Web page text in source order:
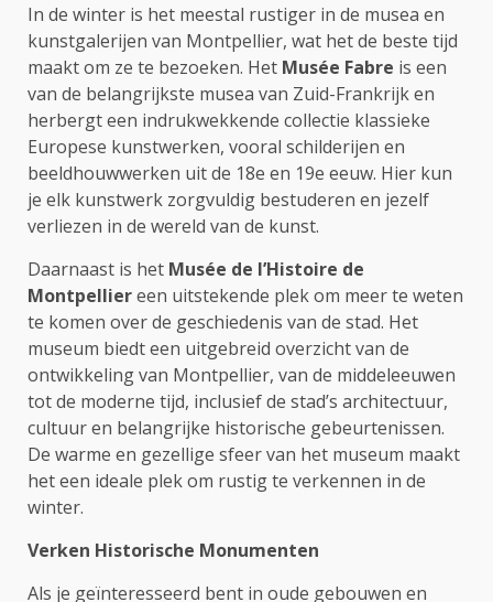
In de winter is het meestal rustiger in de musea en
kunstgalerijen van Montpellier, wat het de beste tijd
maakt om ze te bezoeken. Het Musée Fabre is een
van de belangrijkste musea van Zuid-Frankrijk en
herbergt een indrukwekkende collectie klassieke
Europese kunstwerken, vooral schilderijen en
beeldhouwwerken uit de 18e en 19e eeuw. Hier kun
je elk kunstwerk zorgvuldig bestuderen en jezelf
verliezen in de wereld van de kunst.
Daarnaast is het Musée de l’Histoire de
Montpelliereen uitstekende plek om meer te weten
te komen over de geschiedenis van de stad. Het
museum biedt een uitgebreid overzicht van de
ontwikkeling van Montpellier, van de middeleeuwen
tot de moderne tijd, inclusief de stad’s architectuur,
cultuur en belangrijke historische gebeurtenissen.
De warme en gezellige sfeer van het museum maakt
het een ideale plek om rustig te verkennen in de
winter.
Verken Historische Monumenten
Als je geïnteresseerd bent in oude gebouwen en